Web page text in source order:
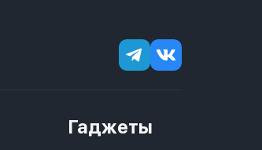
Гаджеты